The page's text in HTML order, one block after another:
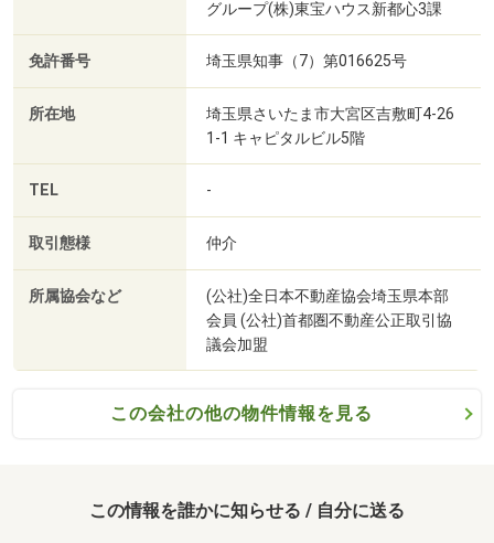
＊JR『さいたま新都心駅』徒歩１分
＊駐車場はコクーンをご利用ください
＊駐車代金はご清算いたします
■東宝ハウス新都心のサービス
1）住宅ローンの借入診断
＊どこの銀行で借りるとお得なのか？
＊いくらまで借りられるのか？
＊無理のない借入額は？
＊定年時の借入残高は？
2）生涯のライフプランの無料シミュレーション
3）ご来店＆ご成約で【Tポイント】をプレゼント
グループ(株)東宝ハウス新都心3課
免許番号 埼玉県知事（7）第016625号
所在地
埼玉県さいたま市大宮区吉敷町4-26
1-1 キャピタルビル5階
TEL -
取引態様 仲介
所属協会など
(公社)全日本不動産協会埼玉県本部
会員 (公社)首都圏不動産公正取引協
議会加盟
この会社の他の物件情報を見る
この情報を誰かに知らせる / 自分に送る